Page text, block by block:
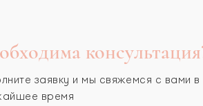
заявку и мы свяжемся с вами в
время